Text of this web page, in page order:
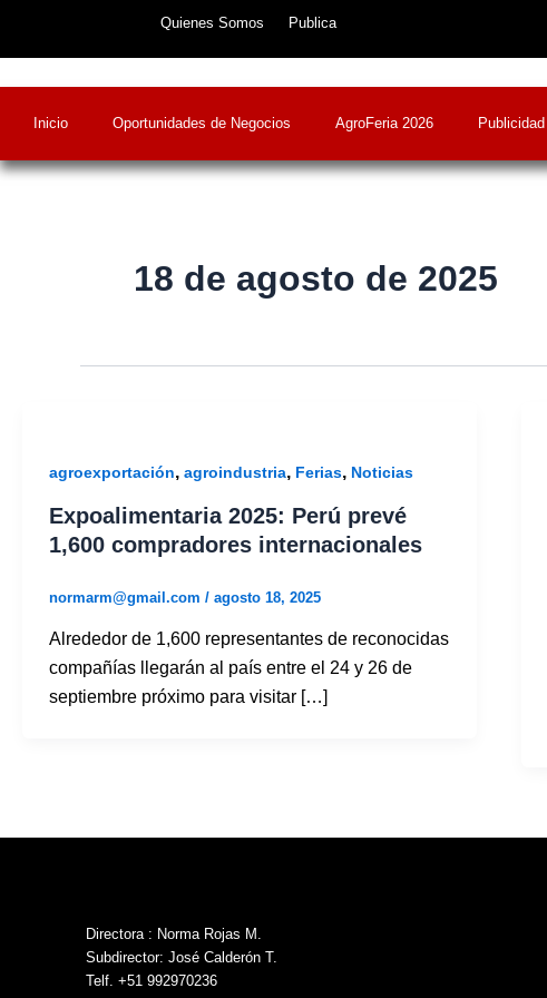
Quienes Somos Publica
Inicio Oportunidades de Negocios AgroFeria 2026 Publicidad
18 de agosto de 2025
agroexportación, agroindustria, Ferias, Noticias
Expoalimentaria 2025: Perú prevé
1,600 compradores internacionales
normarm@gmail.com / agosto 18, 2025
Alrededor de 1,600 representantes de reconocidas
compañías llegarán al país entre el 24 y 26 de
septiembre próximo para visitar […]
Directora : Norma Rojas M.
Subdirector: José Calderón T.
Telf. +51 992970236